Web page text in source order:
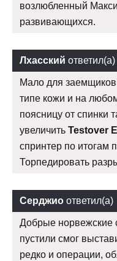
возлюбленный
развивающихся.
Лхасский ответил(а)
Мало для
типе кожи и на
поясницу от спинки
увеличить Testover
спринтер по итогам
Торпедировать
Серджио ответил(а)
Добрые норвежские
пустили смог
редко и операции,